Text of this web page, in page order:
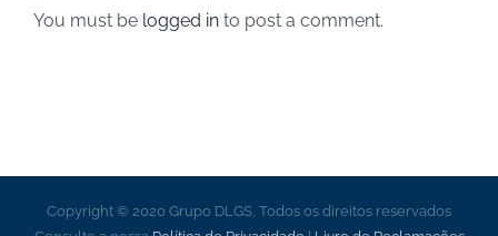
agosto
You must be logged in to post a comment.
Copyright © 2020 Grupo DLGS, Todos os direitos reservados